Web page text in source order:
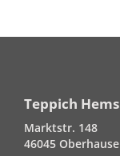
Teppich
Marktstr. 148
46045